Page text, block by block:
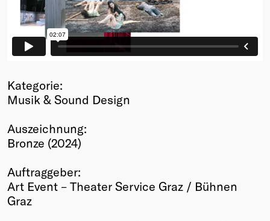
Membership
Info
Members
Friends of Creativity
2026
Past
Kategorie:
Musik & Sound Design
Auszeichnung:
Bronze (2024)
Auftraggeber:
Art Event – Theater Service Graz / Bühnen
Graz